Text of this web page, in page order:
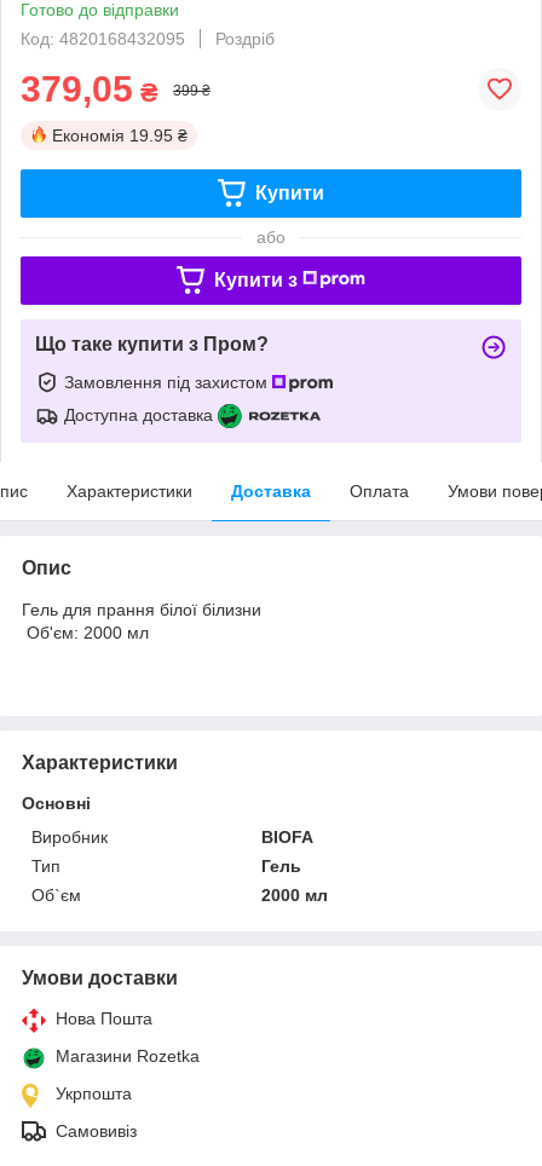
Готово до відправки
Код: 4820168432095
Роздріб
379,05 ₴ 399 ₴
Економія 19.95 ₴
Купити
або
Купити з
Що таке купити з Пром?
Замовлення під захистом
Доступна доставка
Характеристики Доставка Оплата Умови
Опис
Гель для прання білої білизни
Об'єм: 2000 мл
Характеристики
Основні
Виробник
BIOFA
Тип
Гель
Об`єм
2000 мл
Умови доставки
Нова Пошта
Магазини Rozetka
Укрпошта
Самовивіз